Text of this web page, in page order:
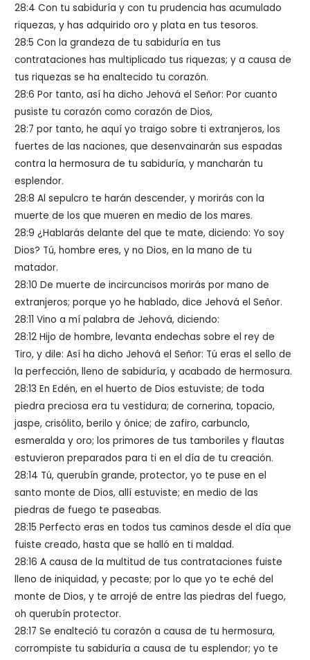
28:4 Con tu sabiduría y con tu prudencia has acumulado
riquezas, y has adquirido oro y plata en tus tesoros.
28:5 Con la grandeza de tu sabiduría en tus
contrataciones has multiplicado tus riquezas; y a causa de
tus riquezas se ha enaltecido tu corazón.
28:6 Por tanto, así ha dicho Jehová el Señor: Por cuanto
pusiste tu corazón como corazón de Dios,
28:7 por tanto, he aquí yo traigo sobre ti extranjeros, los
fuertes de las naciones, que desenvainarán sus espadas
contra la hermosura de tu sabiduría, y mancharán tu
esplendor.
28:8 Al sepulcro te harán descender, y morirás con la
muerte de los que mueren en medio de los mares.
28:9 ¿Hablarás delante del que te mate, diciendo: Yo soy
Dios? Tú, hombre eres, y no Dios, en la mano de tu
matador.
28:10 De muerte de incircuncisos morirás por mano de
extranjeros; porque yo he hablado, dice Jehová el Señor.
28:11 Vino a mí palabra de Jehová, diciendo:
28:12 Hijo de hombre, levanta endechas sobre el rey de
Tiro, y dile: Así ha dicho Jehová el Señor: Tú eras el sello de
la perfección, lleno de sabiduría, y acabado de hermosura.
28:13 En Edén, en el huerto de Dios estuviste; de toda
piedra preciosa era tu vestidura; de cornerina, topacio,
jaspe, crisólito, berilo y ónice; de zafiro, carbunclo,
esmeralda y oro; los primores de tus tamboriles y flautas
estuvieron preparados para ti en el día de tu creación.
28:14 Tú, querubín grande, protector, yo te puse en el
santo monte de Dios, allí estuviste; en medio de las
piedras de fuego te paseabas.
28:15 Perfecto eras en todos tus caminos desde el día que
fuiste creado, hasta que se halló en ti maldad.
28:16 A causa de la multitud de tus contrataciones fuiste
lleno de iniquidad, y pecaste; por lo que yo te eché del
monte de Dios, y te arrojé de entre las piedras del fuego,
oh querubín protector.
28:17 Se enalteció tu corazón a causa de tu hermosura,
corrompiste tu sabiduría a causa de tu esplendor; yo te